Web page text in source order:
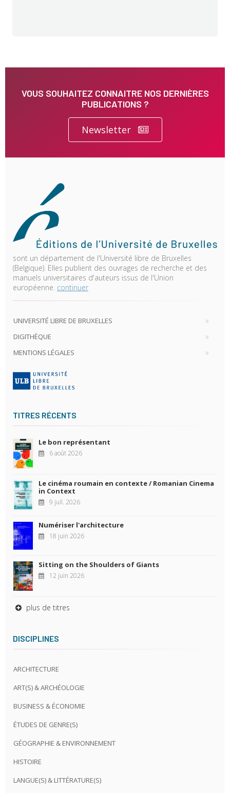
VOUS SOUHAITEZ CONNAITRE NOS DERNIÈRES
PUBLICATIONS ?
Newsletter
sont un département de l'Université libre de Bruxelles
(Belgique). Elles publient des ouvrages de recherche et des
manuels universitaires d'auteurs issus de l'Union
européenne. continuer
UNIVERSITÉ LIBRE DE BRUXELLES
DIGITHÈQUE
MENTIONS LÉGALES
TITRES RÉCENTS
Le bon représentant
6 août 2026
Le cinéma roumain en contexte / Romanian Cinema
in Context
9 juil. 2026
Numériser l'architecture
18 juin 2026
Sitting on the Shoulders of Giants
12 juin 2026
plus de titres
DISCIPLINES
ARCHITECTURE
ART(S) & ARCHÉOLOGIE
BUSINESS & ÉCONOMIE
ÉTUDES DE GENRE(S)
GÉOGRAPHIE & ENVIRONNEMENT
HISTOIRE
LANGUE(S) & LITTÉRATURE(S)